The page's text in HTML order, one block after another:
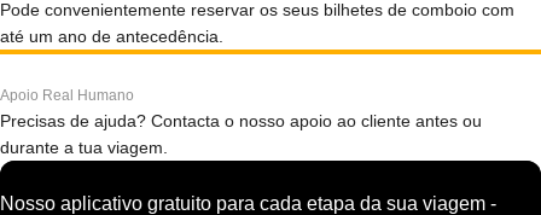
Pode convenientemente reservar os seus bilhetes de comboio com
até um ano de antecedência.
Apoio Real Humano
Precisas de ajuda? Contacta o nosso apoio ao cliente antes ou
durante a tua viagem.
Nosso aplicativo gratuito para cada etapa da sua viagem -